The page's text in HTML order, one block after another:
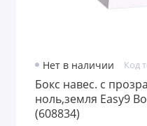
Паяльники и
Нет в наличии Код
Бокс навес. с
ноль,земля Easy9
(608834)